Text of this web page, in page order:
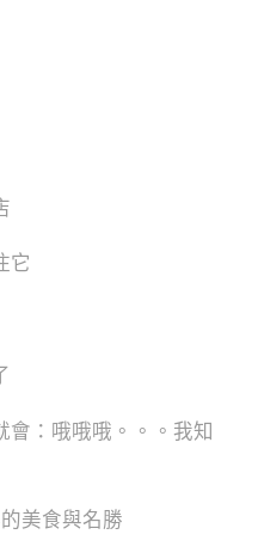
它
會：哦哦哦。。。我知
美食與名勝